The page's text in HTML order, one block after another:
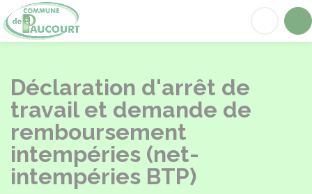
Déclaration d'arrêt de
travail et demande de
remboursement
intempéries (net-
intempéries BTP)